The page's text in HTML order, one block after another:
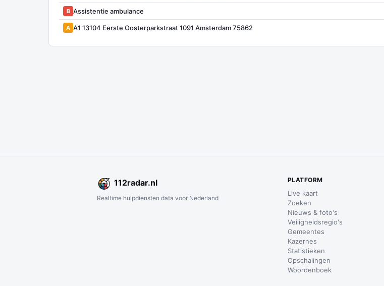
B Assistentie ambulance
A A1 13104 Eerste Oosterparkstraat 1091 Amsterdam 75862
112radar.nl
Realtime hulpdiensten data voor Nederland
PLATFORM
Live kaart
Zoeken
Nieuws & foto's
Veiligheidsregio's
Gemeentes
Kazernes
Statistieken
Opschalingen
Woordenboek